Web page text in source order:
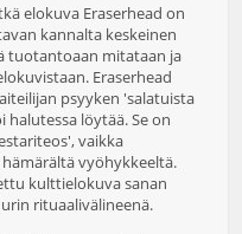
elokuva Eraserhead on
kannalta keskeinen
tuotantoaan mitataan ja
Eraserhead
psyyken 'salatuista
löytää. Se on
vaikka
vyöhykkeeltä.
kulttielokuva sanan
rituaalivälineenä.